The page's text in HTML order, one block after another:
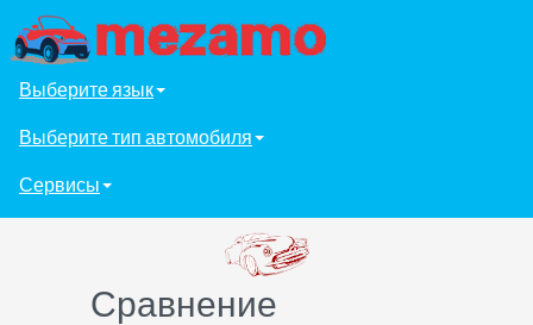
Выберите язык
Выберите тип автомобиля
Сервисы
Сравнение